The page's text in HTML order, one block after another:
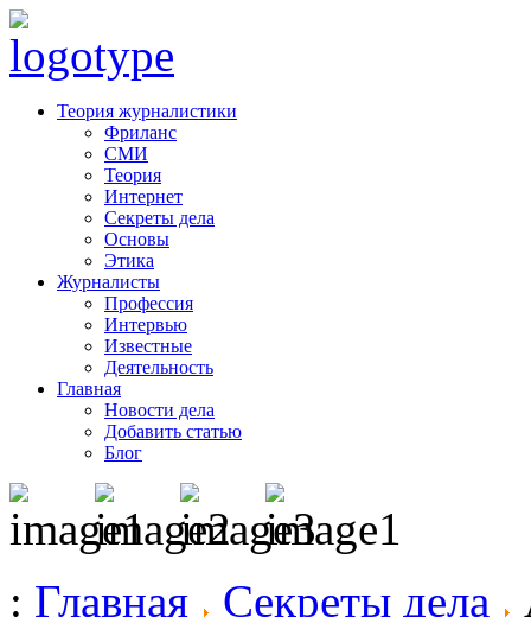
Теория журналистики
Фриланс
СМИ
Теория
Интернет
Секреты дела
Основы
Этика
Журналисты
Профессия
Интервью
Известные
Деятельность
Главная
Новости дела
Добавить статью
Блог
: Главная Секреты дела